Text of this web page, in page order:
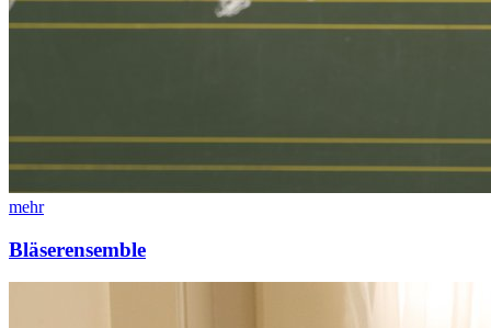
mehr
Bläserensemble